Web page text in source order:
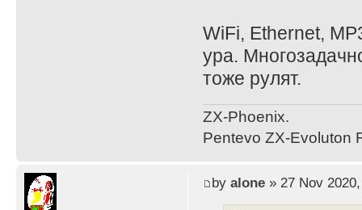
WiFi, Ethernet,
ура.
тоже рулят.
ZX-Phoenix.
Pentevo ZX-Evoluton
by alone» 27 Nov